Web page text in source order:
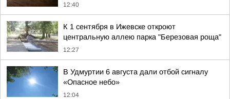
12:40
К 1 сентября в Ижевске откроют
центральную аллею парка "Березовая роща"
12:27
В Удмуртии 6 августа дали отбой сигналу
«Опасное небо»
12:04